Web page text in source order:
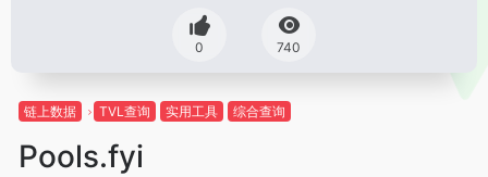
0 740
链上数据 TVL查询 实用工具 综合查询
Pools.fyi